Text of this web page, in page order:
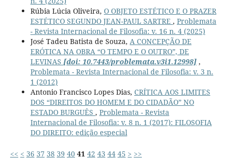
Rúbia Lúcia Oliveira, O OBJETO ESTÉTICO E O PRAZER
ESTÉTICO SEGUNDO JEAN-PAUL SARTRE , Problemata
- Revista Internacional de Filosofia: v. 16 n. 4 (2025)
José Tadeu Batista de Souza, A CONCEPÇÃO DE
ERÓTICA NA OBRA “O TEMPO E O OUTRO”, DE
LEVINAS [doi: 10.7443/problemata.v3i1.12998],
Problemata - Revista Internacional de Filosofia: v. 3 n.
1 (2012)
Antonio Francisco Lopes Dias, CRÍTICA AOS LIMITES
DOS “DIREITOS DO HOMEM E DO CIDADÃO” NO
ESTADO BURGUÊS , Problemata - Revista
Internacional de Filosofia: v. 8 n. 1 (2017): FILOSOFIA
DO DIREITO: edição especial
<< < 36 37 38 39 40 41 42 43 44 45 > >>